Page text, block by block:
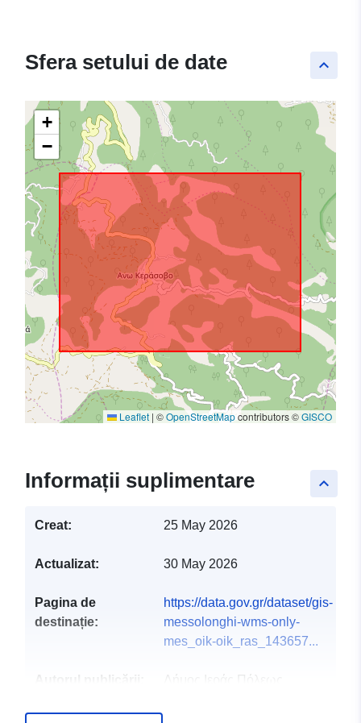
keyboard_arrow_up
Sfera setului de date
+
−
Leaflet | ©OpenStreetMapcontributors ©GISCO
keyboard_arrow_up
Informații suplimentare
Creat: 25 May 2026
Actualizat: 30 May 2026
Pagina de
destinație:
https://data.gov.gr/dataset/gis-
messolonghi-wms-only-
mes_oik-oik_ras_143657...
Autorul publicării:
Δήμος Ιεράς Πόλεως